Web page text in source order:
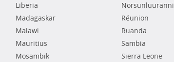
Liberia
Madagaskar
Malawi
Mauritius
Mosambik
Réunion
Ruanda
Sambia
Sierra Leone